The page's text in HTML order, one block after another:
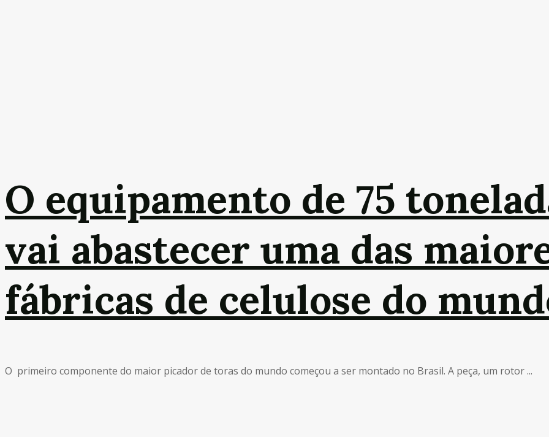
O equipamento de 75
vai abastecer uma das
fábricas de celulose do
O primeiro componente do maior picador de toras do mundo começou a ser montado no Brasil. A peça, um rotor ...